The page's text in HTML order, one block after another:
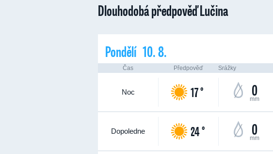
Dlouhodobá předpověď Lučina
Pondělí 10. 8.
Čas Předpověď Srážky
Noc 17 ° 0
mm
Dopoledne 24 ° 0
mm